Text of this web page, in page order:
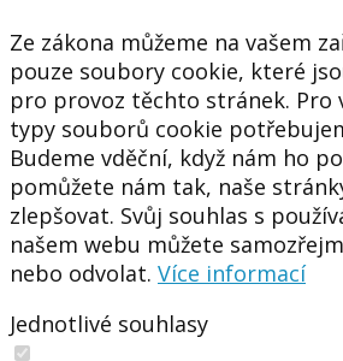
Ze zákona můžeme na vašem
pouze soubory cookie, které
pro provoz těchto stránek. Pro
typy souborů cookie
Budeme vděční, když nám ho
pomůžete nám tak, naše
zlepšovat. Svůj souhlas s
našem webu můžete
nebo odvolat. Více informací
Jednotlivé souhlasy